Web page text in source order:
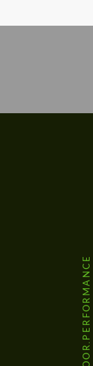
@HODOOR.PERFORMANCE